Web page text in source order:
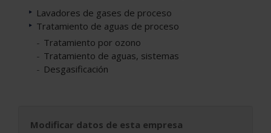
Lavadores de gases de proceso
Tratamiento de aguas de proceso
Tratamiento por ozono
Tratamiento de aguas, sistemas
Desgasificación
Modificar datos de esta empresa